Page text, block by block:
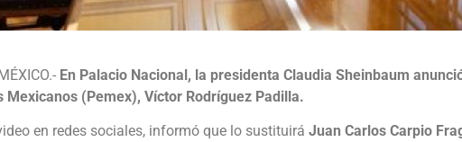
En Palacio Nacional, la presidenta Claudia Sheinbaum
Mexicanos (Pemex), Víctor Rodríguez Padilla.
en redes sociales, informó que lo sustituiráJuan Carlos Carpio